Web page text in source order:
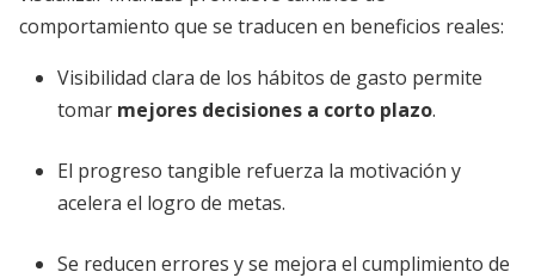
comportamiento que se traducen en beneficios reales:
Visibilidad clara de los hábitos de gasto permite
tomar mejores decisiones a corto plazo.
El progreso tangible refuerza la motivación y
acelera el logro de metas.
Se reducen errores y se mejora el cumplimiento de